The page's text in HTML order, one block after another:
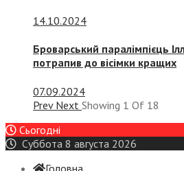
14.10.2024
Броварський паралімпієць
потрапив до вісімки кращих
07.09.2024
Prev Next Showing 1 Of 18
Сьогодні
Суббота 8 августа 2026
Головна